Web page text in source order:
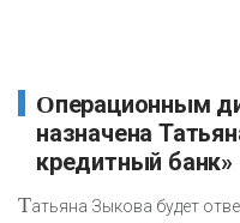
Операционным директором МКБ
назначена
кредитный банк»
Татьяна Зыкова будет